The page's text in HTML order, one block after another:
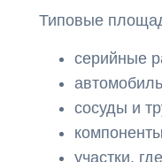
Типовые
серийные
сосуды и
участки,